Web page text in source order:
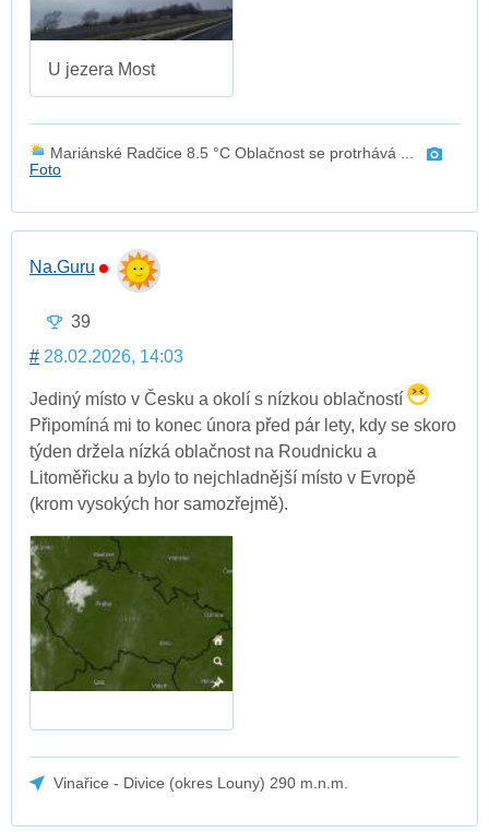
U jezera Most
Mariánské Radčice 8.5 °C Oblačnost se protrhává ...
Foto
Na.Guru
39
# 28.02.2026, 14:03
Jediný místo v Česku a okolí s nízkou oblačností
Připomíná mi to konec února před pár lety, kdy se skoro
týden držela nízká oblačnost na Roudnicku a
Litoměřicku a bylo to nejchladnější místo v Evropě
(krom vysokých hor samozřejmě).
Vinařice - Divice (okres Louny) 290 m.n.m.